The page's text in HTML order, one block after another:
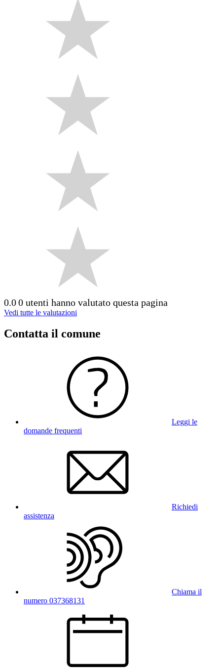
0.00 utenti hanno valutato questa pagina
Vedi tutte le valutazioni
Contatta il comune
Leggi le
domande frequenti
Richiedi
assistenza
Chiama il
numero 037368131